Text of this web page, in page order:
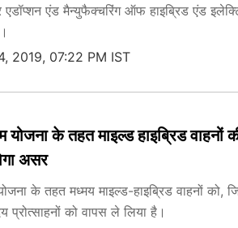
एडॉप्शन एंड मैन्युफैक्चरिंग ऑफ हाइब्रिड एंड
2019, 07:22 PM IST
के तहत माइल्ड हाइब्रिड वाहनों
असर
के तहत मध्मय माइल्ड-हाइब्रिड वाहनों को,
प्रोत्साहनों को वापस ले लिया है।